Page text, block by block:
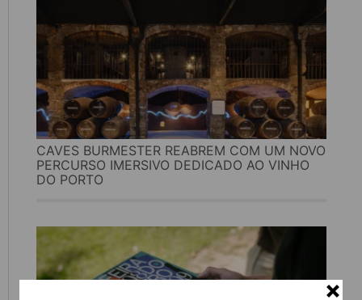
CAVES BURMESTER REABREM COM UM NOVO
PERCURSO IMERSIVO DEDICADO AO VINHO
DO PORTO